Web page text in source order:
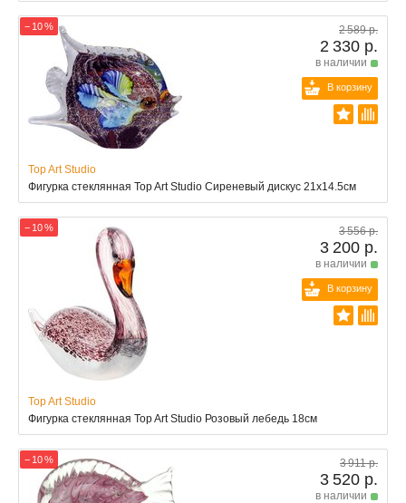
− 10 % 2 589 р.
2 330 р.
в наличии
В корзину
Top Art Studio
Фигурка стеклянная Top Art Studio Сиреневый дискус 21x14.5см
− 10 % 3 556 р.
3 200 р.
в наличии
В корзину
Top Art Studio
Фигурка стеклянная Top Art Studio Розовый лебедь 18см
− 10 % 3 911 р.
3 520 р.
в наличии